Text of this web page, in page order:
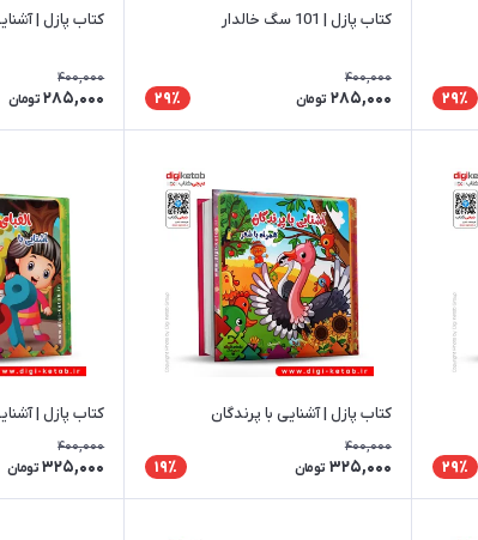
29٪
کتاب پازل | 101 سگ خالدار
400,000
285,000 تومان 29٪
کتاب پازل |
400,000
285,000 تومان
29٪
کتاب پازل | آشنایی با پرندگان
400,000
325,000 تومان 19٪
کتاب پازل |
400,000
325,000 تومان